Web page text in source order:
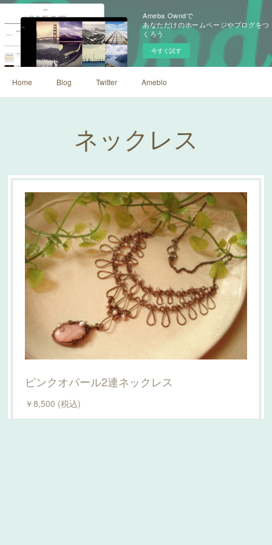
Ameba Owndで
あなただけのホームページやブログをつ
くろう
今すぐ試す
Home Blog Twitter Ameblo
ネックレス
ピンクオパール2連ネックレス
￥8,500 (税込)
プライバシーポリシー
Powered by